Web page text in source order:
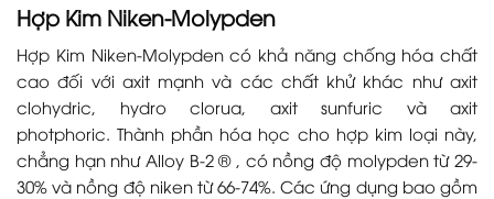
Hợp Kim Niken-Molypden
Hợp Kim Niken-Molypden có khả năng chống hóa chất
cao đối với axit mạnh và các chất khử khác như axit
clohydric, hydro clorua, axit sunfuric và axit
photphoric. Thành phần hóa học cho hợp kim loại này,
chẳng hạn như Alloy B-2 ® , có nồng độ molypden từ 29-
30% và nồng độ niken từ 66-74%. Các ứng dụng bao gồm